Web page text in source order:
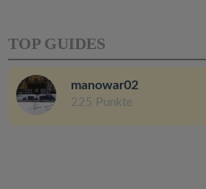
TOP GUIDES
manowar02
225 Punkte